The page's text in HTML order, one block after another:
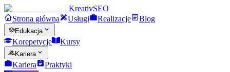
KreativSEO
Strona główna
Usługi Realizacje Blog
Edukacja
Korepetycje Kursy
Kariera
Kariera
Praktyki